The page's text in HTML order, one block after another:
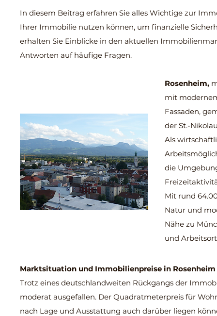
In diesem Beitrag erfahren Sie alles Wichtige zur
Ihrer Immobilie nutzen können, um finanzielle
erhalten Sie Einblicke in den aktuellen
Antworten auf häufige Fragen.
Rosenheim,
mit
Fassaden,
der St.-
Als
die
Mit rund
Natur und
Nähe zu
und
Marktsituation und Immobilienpreise in Rosenheim
Trotz eines deutschlandweiten Rückgangs der
moderat ausgefallen. Der Quadratmeterpreis für
nach Lage und Ausstattung auch darüber liegen